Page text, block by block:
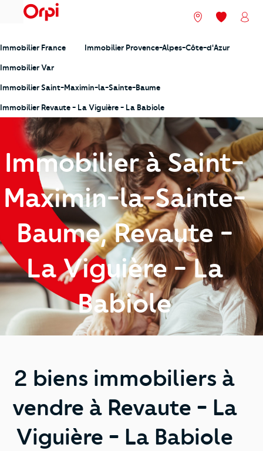
menu Nos agences
Mes
Immobilier France Immobilier Provence-Alpes-Côte-d'Azur
Immobilier Var
Immobilier Saint-Maximin-la-Sainte-Baume
Immobilier Revaute - La Viguière - La Babiole
Immobilier à Saint-
Maximin-la-Sainte-
Baume, Revaute -
La Viguière - La
Babiole
2 biens immobiliers à
vendre à Revaute - La
Viguière - La Babiole